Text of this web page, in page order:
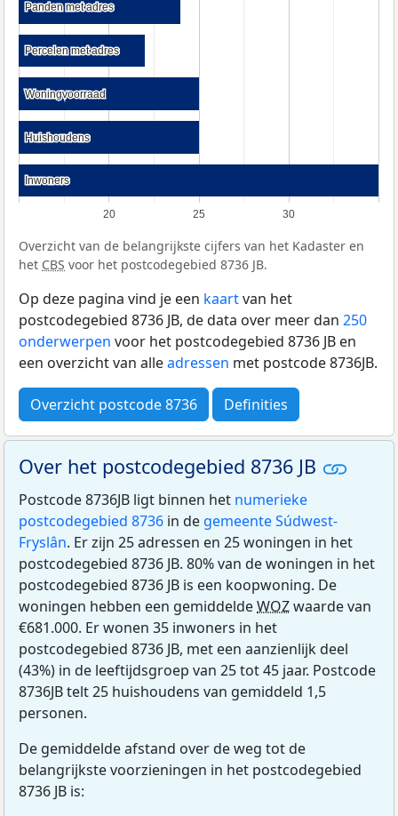
20 25 30
Panden met adres
Panden met adres
Percelen met adres
Percelen met adres
Woningvoorraad
Woningvoorraad
Huishoudens
Huishoudens
Inwoners
Inwoners
Overzicht van de belangrijkste cijfers van het Kadaster en
het CBS voor het postcodegebied 8736 JB.
Op deze pagina vind je een kaartvan het
postcodegebied 8736 JB, de data over meer dan 250
onderwerpen voor het postcodegebied 8736 JB en
een overzicht van alleadressen met postcode 8736JB.
Overzicht postcode 8736 Definities
Over het postcodegebied 8736 JB
Postcode 8736JB ligt binnen het numerieke
postcodegebied 8736 in de gemeente Súdwest-
Fryslân. Er zijn 25 adressen en 25 woningen in het
postcodegebied 8736 JB. 80% van de woningen in het
postcodegebied 8736 JB is een koopwoning. De
woningen hebben een gemiddeldeWOZwaarde van
€681.000. Er wonen 35 inwoners in het
postcodegebied 8736 JB, met een aanzienlijk deel
(43%) in de leeftijdsgroep van 25 tot 45 jaar. Postcode
8736JB telt 25 huishoudens van gemiddeld 1,5
personen.
De gemiddelde afstand over de weg tot de
belangrijkste voorzieningen in het postcodegebied
8736 JB is: